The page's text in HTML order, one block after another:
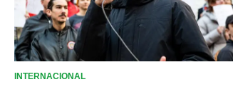
INTERNACIONAL